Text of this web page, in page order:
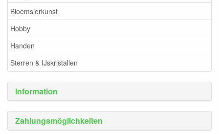
Bloemsierkunst
Hobby
Handen
Sterren & IJskristallen
Information
Zahlungsmöglichkeiten